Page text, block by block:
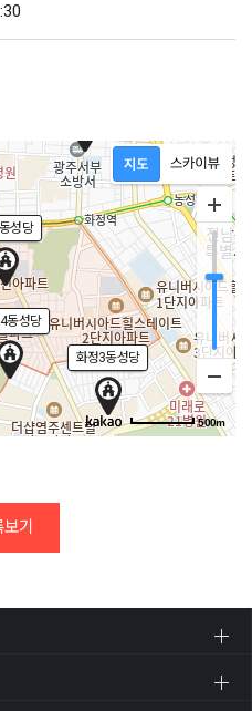
성당
동성당
화정3동성당
500m
기